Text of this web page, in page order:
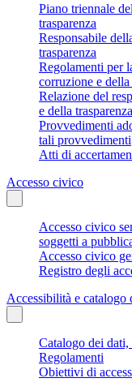
Piano triennale
trasparenza
Responsabile
trasparenza
Regolamenti per
corruzione e della
Relazione del
e della trasparenza
Provvedimenti
tali provvedimenti
Atti di
Accesso civico
Accesso civico
soggetti a
Accesso civico
Registro degli
Accessibilità e catalogo
Catalogo dei dati,
Regolamenti
Obiettivi di